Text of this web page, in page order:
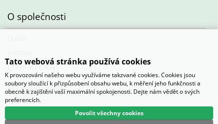
O společnosti
Otevírací doba
Jak nakupovat
Obchodní podmínky
Tato webová stránka používá cookies
K provozování našeho webu využíváme takzvané cookies. Cookies jsou
soubory sloužící k přizpůsobení obsahu webu, k měření jeho funkčnosti a
obecně k zajištění vaší maximální spokojenosti. Dejte nám vědět o svých
preferencích.
Povolit všechny cookies